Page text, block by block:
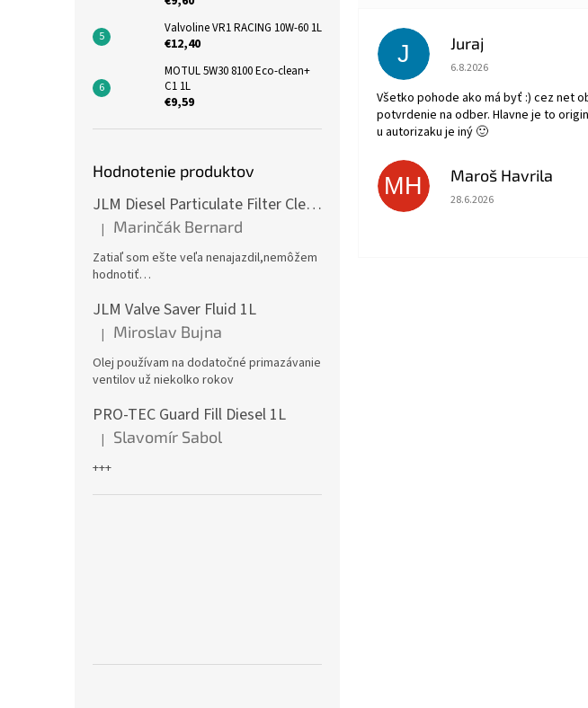
Valvoline VR1 RACING 10W-60 1L
€12,40
MOTUL 5W30 8100 Eco-clean+
C1 1L
€9,59
Hodnotenie produktov
JLM Diesel Particulate Filter Cleaner 375ml - čistič DPF
Hodnotenie produktu je 5 z 5 hviezdičiek.
| Marinčák Bernard
Zatiaľ som ešte veľa nenajazdil,nemôžem
hodnotiť…
JLM Valve Saver Fluid 1L
Hodnotenie produktu je 5 z 5 hviezdičiek.
| Miroslav Bujna
Olej používam na dodatočné primazávanie
ventilov už niekolko rokov
PRO-TEC Guard Fill Diesel 1L
Hodnotenie produktu je 5 z 5 hviezdičiek.
| Slavomír Sabol
+++
J Juraj
Hodnotenie obchodu je 5
6.8.2026
Všetko pohode ako má byť :) cez net
potvrdenie na odber. Hlavne je to
u autorizaku je iný 🙂
MH Maroš Havrila
Hodnotenie obchodu je 5
28.6.2026